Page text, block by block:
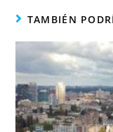
TAMBIÉN